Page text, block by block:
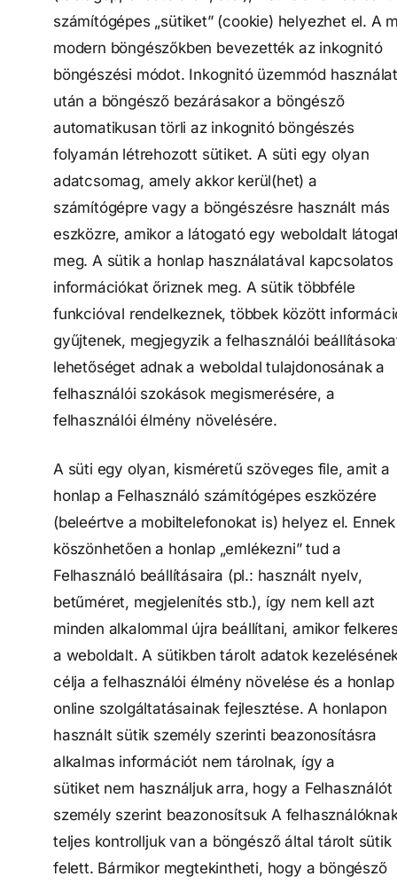
számítógépes „sütiket” (cookie) helyezhet el. A
modern böngészőkben bevezették az inkognitó
böngészési módot. Inkognitó üzemmód
után a böngésző bezárásakor a böngésző
automatikusan törli az inkognitó böngészés
folyamán létrehozott sütiket. A süti egy olyan
adatcsomag, amely akkor kerül(het) a
számítógépre vagy a böngészésre használt más
eszközre, amikor a látogató egy weboldalt
meg. A sütik a honlap használatával kapcsolatos
információkat őriznek meg. A sütik többféle
funkcióval rendelkeznek, többek között
gyűjtenek, megjegyzik a felhasználói
lehetőséget adnak a weboldal tulajdonosának a
felhasználói szokások megismerésére, a
felhasználói élmény növelésére.
A süti egy olyan, kisméretű szöveges file, amit a
honlap a Felhasználó számítógépes eszközére
(beleértve a mobiltelefonokat is) helyez el. Ennek
köszönhetően a honlap „emlékezni” tud a
Felhasználó beállításaira (pl.: használt nyelv,
betűméret, megjelenítés stb.), így nem kell azt
minden alkalommal újra beállítani, amikor
a weboldalt. A sütikben tárolt adatok
célja a felhasználói élmény növelése és a honlap
online szolgáltatásainak fejlesztése. A honlapon
használt sütik személy szerinti beazonosításra
alkalmas információt nem tárolnak, így a
sütiket nem használjuk arra, hogy a Felhasználót
személy szerint beazonosítsuk A
teljes kontrolljuk van a böngésző által tárolt sütik
felett. Bármikor megtekintheti, hogy a böngésző